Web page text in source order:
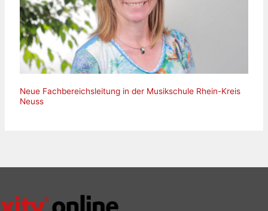
Neue Fachbereichsleitung in der Musikschule Rhein-Kreis
Neuss